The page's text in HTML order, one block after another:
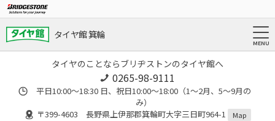
タイヤ館 箕輪
タイヤのことならブリヂストンのタイヤ館へ
0265-98-9111
平日10:00～18:30 日、祝日10:00～18:00（1～2月、5～9月の
み）
〒399-4603 長野県上伊那郡箕輪町大字三日町964-1
Map